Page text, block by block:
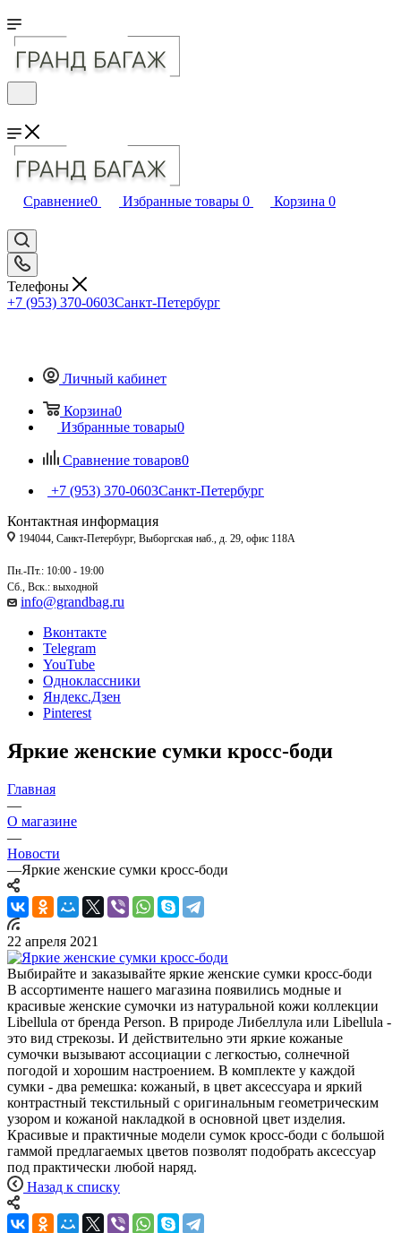
Сравнение0 Избранные товары 0 Корзина 0
Телефоны
+7 (953) 370-0603Санкт-Петербург
Личный кабинет
Корзина0
Избранные товары0
Сравнение товаров0
+7 (953) 370-0603Санкт-Петербург
Контактная информация
194044, Санкт-Петербург, Выборгская наб., д. 29, офис 118А
Пн.-Пт.: 10:00 - 19:00
Сб., Вск.: выходной
info@grandbag.ru
Вконтакте
Telegram
YouTube
Одноклассники
Яндекс.Дзен
Pinterest
Яркие женские сумки кросс-боди
Главная
—
О магазине
—
Новости
—Яркие женские сумки кросс-боди
22 апреля 2021
Выбирайте и заказывайте яркие женские сумки кросс-боди
В ассортименте нашего магазина появились модные и
красивые женские сумочки из натуральной кожи коллекции
Libellula от бренда Person. В природе Либеллула или Libellula -
это вид стрекозы. И действительно эти яркие кожаные
сумочки вызывают ассоциации с легкостью, солнечной
погодой и хорошим настроением. В комплекте у каждой
сумки - два ремешка: кожаный, в цвет аксессуара и яркий
контрастный текстильный с оригинальным геометрическим
узором и кожаной накладкой в основной цвет изделия.
Красивые и практичные модели сумок кросс-боди с большой
гаммой предлагаемых цветов позволят подобрать аксессуар
под практически любой наряд.
Назад к списку